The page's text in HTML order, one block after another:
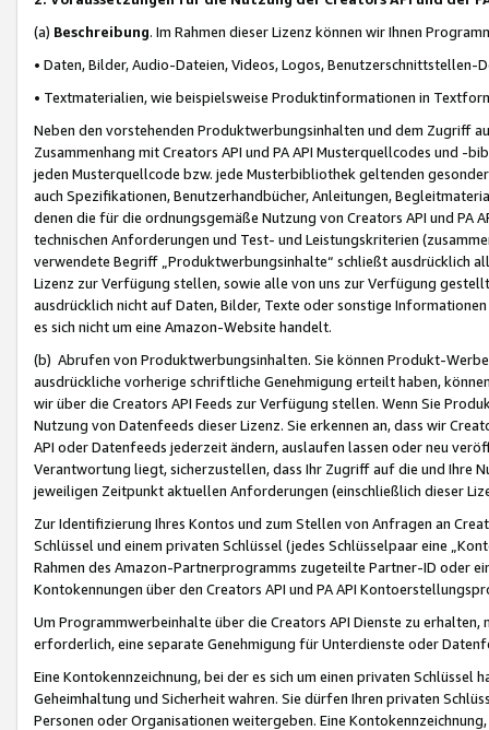
(a) Beschreibung. Im Rahmen dieser Lizenz können wir Ihnen
• Daten, Bilder, Audio-Dateien, Videos, Logos, Benutzerschnittstellen-
• Textmaterialien, wie beispielsweise Produktinformationen in
Neben den vorstehenden Produktwerbungsinhalten und dem Zugriff
Zusammenhang mit Creators API und PA API Musterquellcodes und
jeden Musterquellcode bzw. jede Musterbibliothek geltenden
auch Spezifikationen, Benutzerhandbücher, Anleitungen,
denen die für die ordnungsgemäße Nutzung von Creators API und PA
technischen Anforderungen und Test- und Leistungskriterien
verwendete Begriff „Produktwerbungsinhalte“ schließt ausdrücklich
Lizenz zur Verfügung stellen, sowie alle von uns zur Verfügung
ausdrücklich nicht auf Daten, Bilder, Texte oder sonstige
es sich nicht um eine Amazon-Website handelt.
(b) Abrufen von Produktwerbungsinhalten. Sie können Produkt-
ausdrückliche vorherige schriftliche Genehmigung erteilt haben,
wir über die Creators API Feeds zur Verfügung stellen. Wenn Sie
Nutzung von Datenfeeds dieser Lizenz. Sie erkennen an, dass wir
API oder Datenfeeds jederzeit ändern, auslaufen lassen oder neu
Verantwortung liegt, sicherzustellen, dass Ihr Zugriff auf die und Ihre
jeweiligen Zeitpunkt aktuellen Anforderungen (einschließlich dieser
Zur Identifizierung Ihres Kontos und zum Stellen von Anfragen an
Schlüssel und einem privaten Schlüssel (jedes Schlüsselpaar eine
Rahmen des Amazon-Partnerprogramms zugeteilte Partner-ID oder
Kontokennungen über den Creators API und PA API
Um Programmwerbeinhalte über die Creators API Dienste zu
erforderlich, eine separate Genehmigung für Unterdienste oder
Eine Kontokennzeichnung, bei der es sich um einen privaten
Geheimhaltung und Sicherheit wahren. Sie dürfen Ihren privaten
Personen oder Organisationen weitergeben. Eine